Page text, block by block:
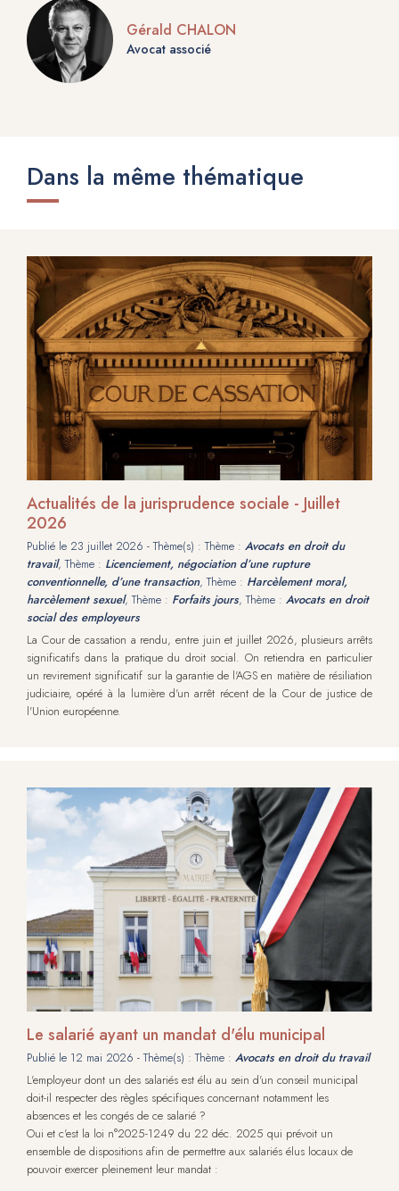
Gérald CHALON
Avocat associé
Dans la même thématique
Actualités de la jurisprudence sociale - Juillet
2026
Publié le 23 juillet 2026 - Thème(s) : Thème : Avocats en droit du
travail, Thème : Licenciement, négociation d’une rupture
conventionnelle, d’une transaction, Thème : Harcèlement moral,
harcèlement sexuel, Thème : Forfaits jours, Thème : Avocats en droit
social des employeurs
La Cour de cassation a rendu, entre juin et juillet 2026, plusieurs arrêts
significatifs dans la pratique du droit social. On retiendra en particulier
un revirement significatif sur la garantie de l'AGS en matière de résiliation
judiciaire, opéré à la lumière d'un arrêt récent de la Cour de justice de
l'Union européenne.
Le salarié ayant un mandat d'élu municipal
Publié le 12 mai 2026 - Thème(s) : Thème : Avocats en droit du travail
L'employeur dont un des salariés est élu au sein d'un conseil municipal
doit-il respecter des règles spécifiques concernant notamment les
absences et les congés de ce salarié ?
Oui et c'est la loi n°2025-1249 du 22 déc. 2025 qui prévoit un
ensemble de dispositions afin de permettre aux salariés élus locaux de
pouvoir exercer pleinement leur mandat :